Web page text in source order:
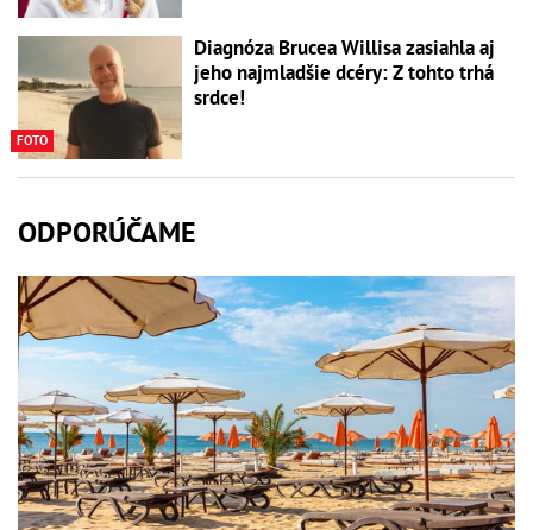
FOTO
Diagnóza Brucea Willisa zasiahla aj
jeho najmladšie dcéry: Z tohto trhá
srdce!
ODPORÚČAME